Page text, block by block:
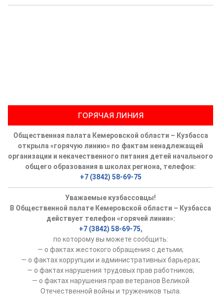
ГОРЯЧАЯ ЛИНИЯ
Общественная палата Кемеровской области – Кузбасса
открыла «горячую линию» по фактам ненадлежащей
организации и некачественного питания детей начального
общего образования в школах региона, телефон:
+7 (3842) 58-69-75
Уважаемые кузбассовцы!
В Общественной палате Кемеровской области – Кузбасса
действует телефон «горячей линии»:
+7 (3842) 58-69-75,
по которому вы можете сообщить:
— о фактах жестокого обращения с детьми;
— о фактах коррупции и административных барьерах;
— о фактах нарушения трудовых прав работников;
— о фактах нарушения прав ветеранов Великой
Отечественной войны и тружеников тыла.